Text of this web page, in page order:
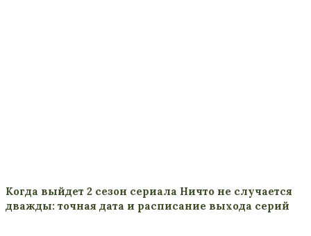
Когда выйдет 2 сезон сериала Ничто не случается
дважды: точная дата и расписание выхода серий